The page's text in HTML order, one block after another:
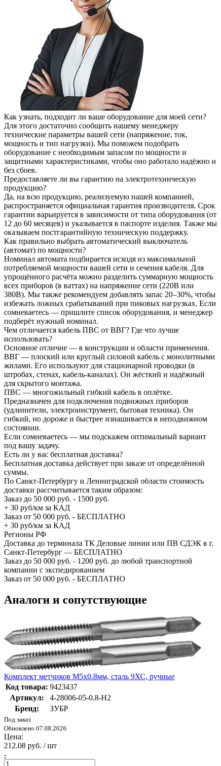
Как узнать, подходит ли ваше оборудование для моей сети?
Для этого достаточно сообщить нашему менеджеру
технические параметры вашей сети (напряжение, ток,
мощность и тип нагрузки). Мы поможем подобрать
оборудование с необходимым запасом по мощности и
защитными характеристиками, чтобы оно работало надёжно и
без сбоев.
Предоставляете ли вы гарантию на электротехническую
продукцию?
Да, на всю продукцию, реализуемую нашей компанией,
распространяется официальная гарантия производителя. Срок
гарантии варьируется в зависимости от типа оборудования (от
12 до 60 месяцев) и указывается в паспорте изделия. Также мы
оказываем постгарантийную техническую поддержку.
Как правильно выбрать автоматический выключатель
(автомат) по мощности?
Номинал автомата подбирается исходя из максимальной
потребляемой мощности вашей сети и сечения кабеля. Для
упрощённого расчёта можно разделить суммарную мощность
всех приборов (в ваттах) на напряжение сети (220В или
380В). Мы также рекомендуем добавлять запас 20–30%, чтобы
избежать ложных срабатываний при пиковых нагрузках. Если
сомневаетесь — пришлите список оборудования, и менеджер
подберёт нужный номинал.
Чем отличается кабель ПВС от ВВГ? Где что лучше
использовать?
Основное отличие — в конструкции и области применения.
ВВГ — плоский или круглый силовой кабель с монолитными
жилами. Его используют для стационарной проводки (в
штробах, стенах, кабель-каналах). Он жёсткий и надёжный
для скрытого монтажа.
ПВС — многожильный гибкий кабель в оплётке.
Предназначен для подключения подвижных приборов
(удлинители, электроинструмент, бытовая техника). Он
гибкий, но дороже и быстрее изнашивается в неподвижном
состоянии.
Если сомневаетесь — мы подскажем оптимальный вариант
под вашу задачу.
Есть ли у вас бесплатная доставка?
Бесплатная доставка действует при заказе от определённой
суммы.
По Санкт-Петербургу и Ленинградской области стоимость
доставки рассчитывается таким образом:
Заказ до 50 000 руб. - 1500 руб.
+ 30 руб/км за КАД
Заказ от 50 000 руб. - БЕСПЛАТНО
+ 30 руб/км за КАД
Регионы РФ
Доставка до терминала ТК Деловые линии или ПВ СДЭК в г.
Санкт-Петербург — БЕСПЛАТНО
Заказ до 50 000 руб. - 1200 руб. до любой транспортной
компании с экспедированием
Заказ от 50 000 руб. - БЕСПЛАТНО
Аналоги и сопутствующие
Комплект метчиков М5x0.8мм, сталь 9ХС, ручные
Код товара: 9423437
Артикул:
4-28006-05-0.8-H2
Бренд:
ЗУБР
Под заказ
Обновлено 07.08.2026
Цена:
212.08 руб. / шт
-